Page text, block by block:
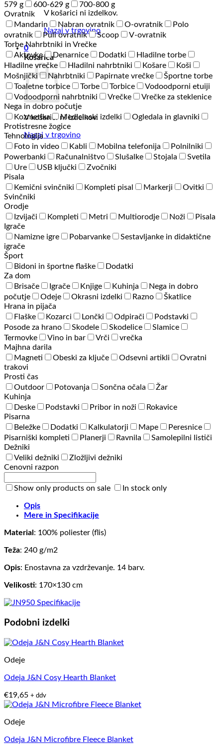
V košarici ni izdelkov.
Nazaj v trgovino
0
Košarica
V košarici ni izdelkov.
Nazaj v trgovino
579 g
600-629 g
700-800 g
Ovratnik
Mandarin
Nabran ovratnik O-ovratnik
Polo
ovratnik
Puli ovratnik Scoop
V-ovratnik
Torbe Nahrbtniki in Vrečke
Aktovke
Denarnice Dodatki
Hladilne torbe
Hladilne vrečke
Hladilni nahrbtniki Košare
Koši
Mošnjički
Nahrbtniki Papirnate vrečke
Športne torbe
Toaletne torbice
Torbe Torbice
Vodoodporni etuiji
Vodoodporni nahrbtniki
Vrečke
Vrečke za steklenice
Nega in dobro počutje
Kozmetika
Medicinski izdelki
Ogledala in glavniki
Protistresne žogice
Tehnologija
Foto in video
Kabli Mobilna telefonija
Polnilniki
Powerbanki
Računalništvo Slušalke Stojala
Svetila
Ure
USB ključki
Zvočniki
Pisala
Kemični svinčniki
Kompleti pisal Markerji
Ovitki
Svinčniki
Orodje
Izvijači
Kompleti Metri Multiorodje Noži
Pisala
Igrače
Namizne igre
Pobarvanke
Sestavljanke in didaktične
igrače
Šport
Bidoni in športne flaške
Dodatki
Za dom
Brisače
Igrače Knjige Kuhinja
Nega in dobro
počutje
Odeje Okrasni izdelki Razno
Škatlice
Hrana in pijača
Flaške
Kozarci Lončki Odpirači
Podstavki
Posode za hrano
Skodele Skodelice
Slamice
Termovke
Vino in bar Vrči
vrečka
Majhna darila
Magneti
Obeski za ključe Odsevni artikli
Ovratni
trakovi
Prosti čas
Outdoor
Potovanja Sončna očala
Žar
Kuhinja
Deske
Podstavki Pribor in noži
Rokavice
Pisarna
Beležke
Dodatki Kalkulatorji Mape
Peresnice
Pisarniški kompleti
Planerji Ravnila
Samolepilni lističi
Dežniki
Veliki dežniki
Zložljivi dežniki
Cenovni razpon
Show only products on sale In stock only
Opis
Mere in Specifikacije
Material : 100% poliester (flis)
Teža: 240 g/m2
Opis: Enostavna za vzdrževanje. 14 barv.
Velikosti: 170×130 cm
Podobni izdelki
Odeje
Odeja J&N Cosy Hearth Blanket
€19,65 + ddv
Odeje
Odeja J&N Microfibre Fleece Blanket